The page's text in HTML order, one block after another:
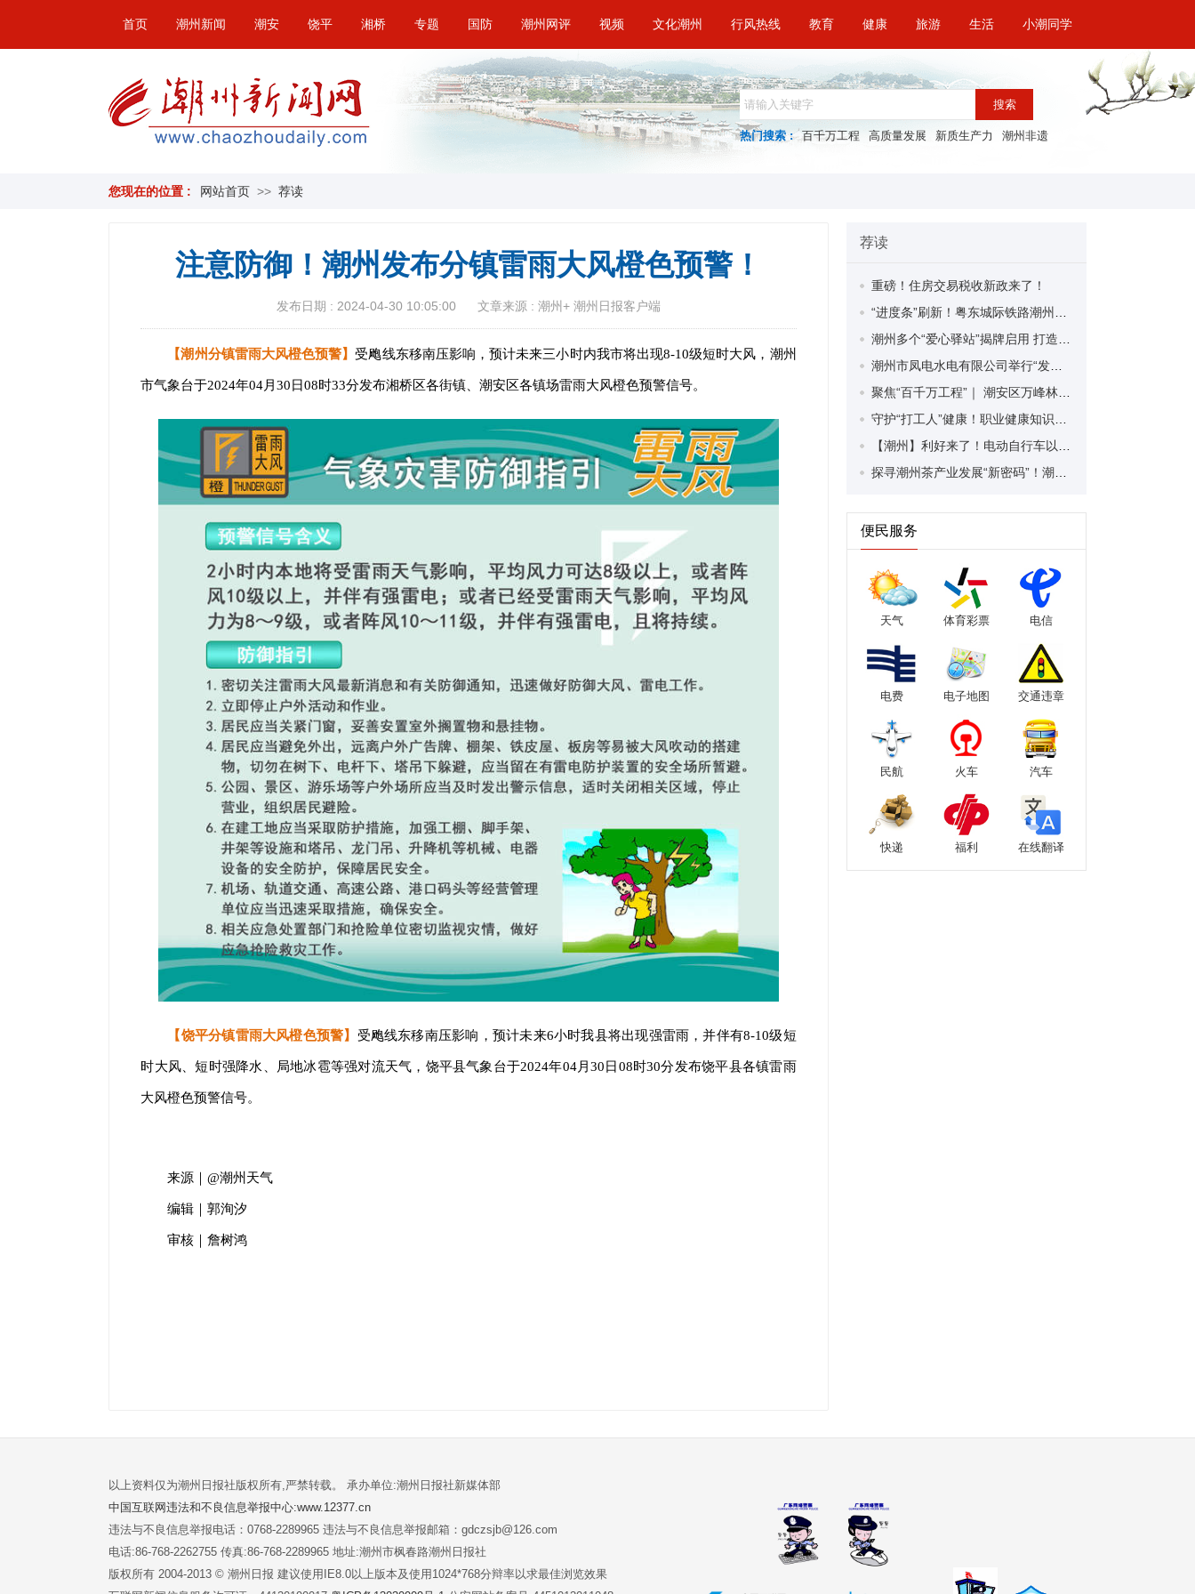
首页 潮州新闻 潮安 饶平 湘桥 专题 国防 潮州网评 视频 文化潮州 行风热线 教育 健康 旅游 生活 小潮同学
搜索
热门搜索 : 百千万工程 高质量发展 新质生产力 潮州非遗
您现在的位置 : 网站首页 >> 荐读
注意防御！潮州发布分镇雷雨大风橙色预警！
发布日期 : 2024-04-30 10:05:00 文章来源 : 潮州+ 潮州日报客户端
【潮州分镇雷雨大风橙色预警】 受飑线东移南压影响，预计未来三小时内我市将出现8-10级短时大风，潮州
市气象台于2024年04月30日08时33分发布湘桥区各街镇、潮安区各镇场雷雨大风橙色预警信号。
【饶平分镇雷雨大风橙色预警】 受飑线东移南压影响，预计未来6小时我县将出现强雷雨，并伴有8-10级短
时大风、短时强降水、局地冰雹等强对流天气，饶平县气象台于2024年04月30日08时30分发布饶平县各镇雷雨
大风橙色预警信号。
来源｜@潮州天气
编辑｜郭洵汐
审核｜詹树鸿
荐读
重磅！住房交易税收新政来了！
便民服务
天气 体育彩票 电信
电费 电子地图 交通违章
民航 火车 汽车
快递 福利 在线翻译
以上资料仅为潮州日报社版权所有,严禁转载。 承办单位:潮州日报社新媒体部
中国互联网违法和不良信息举报中心:www.12377.cn
违法与不良信息举报电话：0768-2289965 违法与不良信息举报邮箱：gdczsjb@126.com
电话:86-768-2262755 传真:86-768-2289965 地址:潮州市枫春路潮州日报社
版权所有 2004-2013 © 潮州日报 建议使用IE8.0以上版本及使用1024*768分辩率以求最佳浏览效果